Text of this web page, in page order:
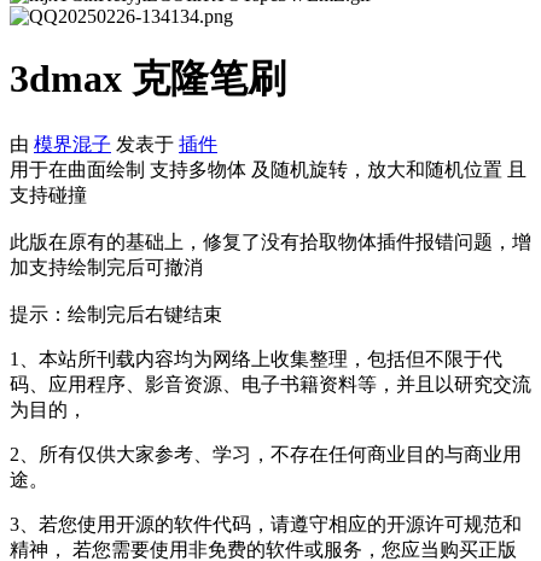
3dmax 克隆笔刷
由 模界混子 发表于 插件
用于在曲面绘制 支持多物体 及随机旋转，放大和随机位置 且
支持碰撞
此版在原有的基础上，修复了没有拾取物体插件报错问题，增
加支持绘制完后可撤消
提示：绘制完后右键结束
1、本站所刊载内容均为网络上收集整理，包括但不限于代
码、应用程序、影音资源、电子书籍资料等，并且以研究交流
为目的，
2、所有仅供大家参考、学习，不存在任何商业目的与商业用
途。
3、若您使用开源的软件代码，请遵守相应的开源许可规范和
精神， 若您需要使用非免费的软件或服务，您应当购买正版